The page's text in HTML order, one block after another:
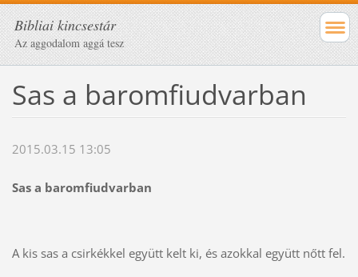
Bibliai kincsestár
Az aggodalom aggá tesz
Sas a baromfiudvarban
2015.03.15 13:05
Sas a baromfiudvarban
A kis sas a csirkékkel együtt kelt ki, és azokkal együtt nőtt fel.